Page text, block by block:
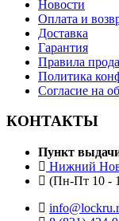
Новости
Оплата и
Доставка
Гарантия
Правила
Политика
Согласие на
КОНТАКТЫ
Пункт
Нижний
(Пн-Пт 10 -